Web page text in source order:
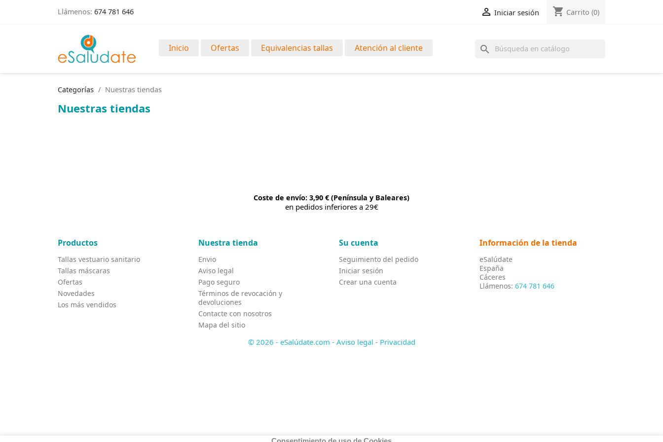
Llámenos: 674 781 646  Iniciar sesión shopping_cart Carrito (0)
Inicio Ofertas Equivalencias tallas Atención al cliente search
Categorías Nuestras tiendas
Nuestras tiendas
Coste de envío: 3,90 € (Península y Baleares)
en pedidos inferiores a 29€
Productos
Tallas vestuario sanitario
Tallas máscaras
Ofertas
Novedades
Los más vendidos
Nuestra tienda
Envio
Aviso legal
Pago seguro
Términos de revocación y
devoluciones
Contacte con nosotros
Mapa del sitio
Su cuenta
Seguimiento del pedido
Iniciar sesión
Crear una cuenta
Información de la tienda
eSalúdate
España
Cáceres
Llámenos: 674 781 646
© 2026 - eSalúdate.com - Aviso legal - Privacidad